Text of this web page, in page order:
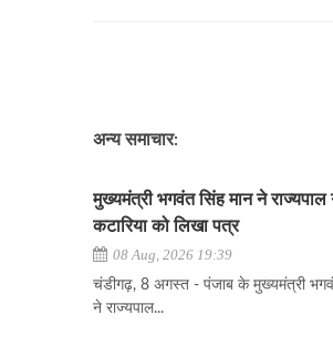
अन्य समाचार:
मुख्यमंत्री भगवंत सिंह मान ने राज्यपाल
कटारिया को लिखा पत्र
08 Aug, 2026 19:39
चंडीगढ़, 8 अगस्त - पंजाब के मुख्यमंत्री
ने राज्यपाल...